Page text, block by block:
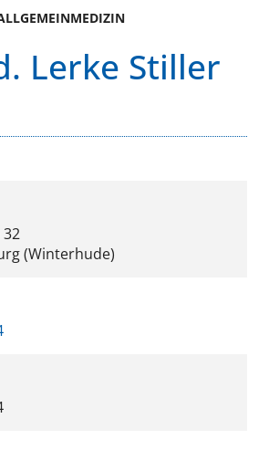
Lerke Stiller
(Winterhude)